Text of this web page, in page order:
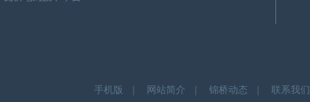
手机版 ｜ 网站简介 ｜ 锦桥动态 ｜ 联系我们